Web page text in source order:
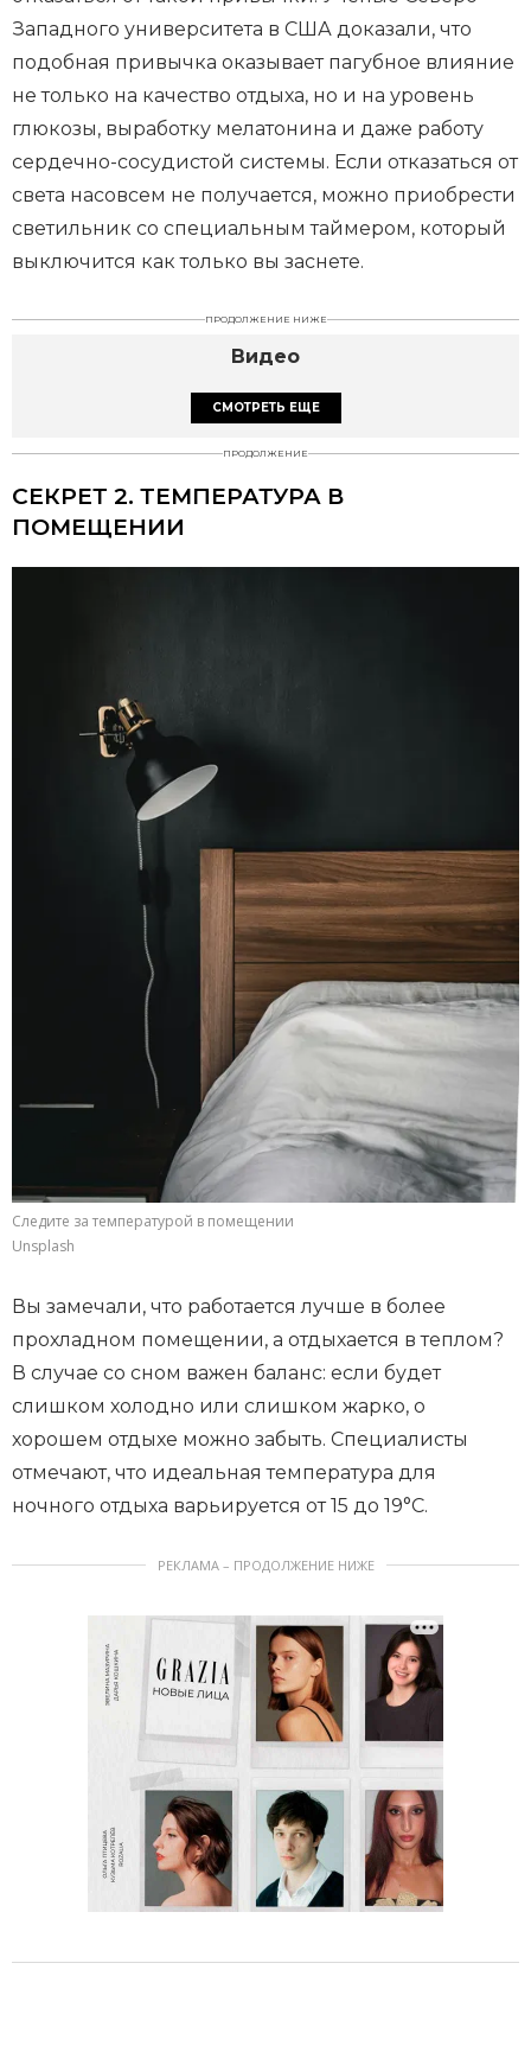
Западного университета в США доказали, что
подобная привычка оказывает пагубное влияние
не только на качество отдыха, но и на уровень
глюкозы, выработку мелатонина и даже работу
сердечно-сосудистой системы. Если отказаться от
света насовсем не получается, можно приобрести
светильник со специальным таймером, который
выключится как только вы заснете.
ПРОДОЛЖЕНИЕ НИЖЕ
Видео
СМОТРЕТЬ ЕЩЕ
ПРОДОЛЖЕНИЕ
СЕКРЕТ 2. ТЕМПЕРАТУРА В
ПОМЕЩЕНИИ
Следите за температурой в помещении
Unsplash
Вы замечали, что работается лучше в более
прохладном помещении, а отдыхается в теплом?
В случае со сном важен баланс: если будет
слишком холодно или слишком жарко, о
хорошем отдыхе можно забыть. Специалисты
отмечают, что идеальная температура для
ночного отдыха варьируется от 15 до 19°C.
РЕКЛАМА – ПРОДОЛЖЕНИЕ НИЖЕ